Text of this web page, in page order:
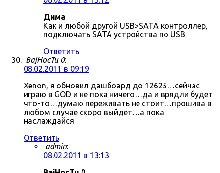
Дима
Как и любой другой USB>SATA контроллер,
подключать SATA устройства по USB
Ответить
BajHocTu 0:
08.02.2011 в 09:19
Xenon, я обновил дашбоард до 12625…сейчас
играю в GOD и не пока ничего…да и врядли будет
что-то…думаю переживать не стоит…прошива в
любом случае скоро выйдет…а пока
наслаждайся
Ответить
admin:
08.02.2011 в 13:13